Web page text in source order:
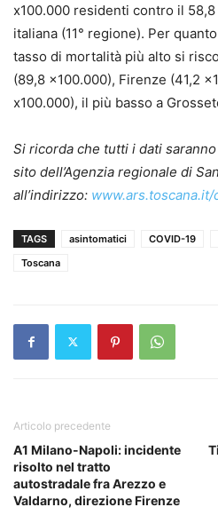
x100.000 residenti contro il
italiana (11° regione). Per
tasso di mortalità più alto si
(89,8 x100.000), Firenze (41,2
x100.000), il più basso a
Si ricorda che tutti i dati
sito dell’Agenzia regionale di
all’indirizzo: www.ars.toscana.it/
TAGS asintomatici COVID-19
Toscana
Articolo precedente
A1 Milano-Napoli: incidente
risolto nel tratto
autostradale fra Arezzo e
Valdarno, direzione Firenze